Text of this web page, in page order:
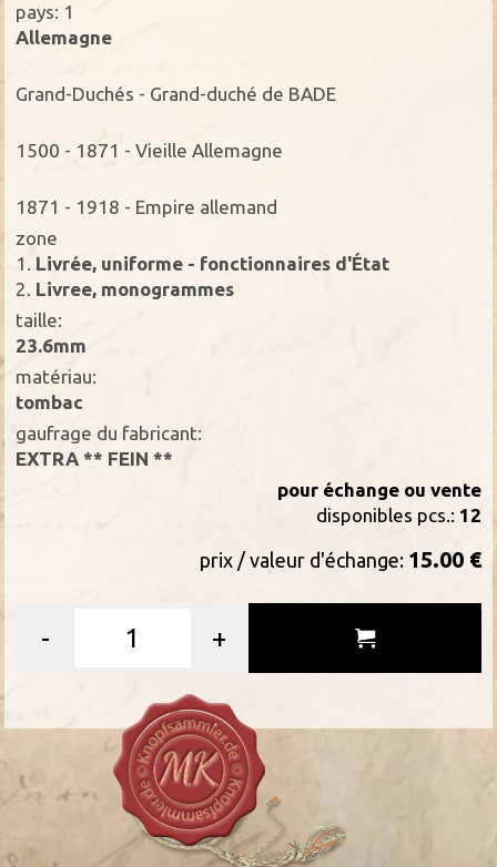
pays: 1
Allemagne
Grand-Duchés - Grand-duché de BADE
1500 - 1871 - Vieille Allemagne
1871 - 1918 - Empire allemand
zone
1. Livrée, uniforme - fonctionnaires d'État
2. Livree, monogrammes
taille:
23.6mm
matériau:
tombac
gaufrage du fabricant:
EXTRA ** FEIN **
pour échange ou vente
disponibles pcs.: 12
prix / valeur d'échange: 15.00 €
- +